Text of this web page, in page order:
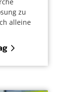
zu
alleine